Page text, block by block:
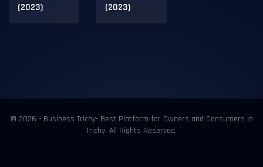
(2023)
(2023)
© 2026 - Business Trichy- Best Platform for Owners and Consumers in
Trichy. All Rights Reserved.